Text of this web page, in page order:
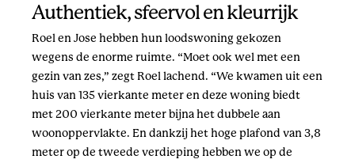
Authentiek, sfeervol en kleurrijk
Roel en Jose hebben hun loodswoning gekozen
wegens de enorme ruimte. “Moet ook wel met een
gezin van zes,” zegt Roel lachend. “We kwamen uit een
huis van 135 vierkante meter en deze woning biedt
met 200 vierkante meter bijna het dubbele aan
woonoppervlakte. En dankzij het hoge plafond van 3,8
meter op de tweede verdieping hebben we op de